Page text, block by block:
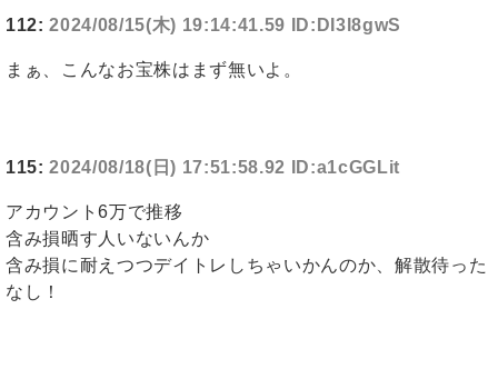
112:2024/08/15(木) 19:14:41.59 ID:DI3l8gwS
まぁ、こんなお宝株はまず無いよ。
115:2024/08/18(日) 17:51:58.92 ID:a1cGGLit
アカウント6万で推移
含み損晒す人いないんか
含み損に耐えつつデイトレしちゃいかんのか、解散待った
なし！